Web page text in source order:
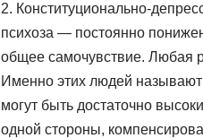
2. Конституционально-
психоза — постоянно
общее самочувствие. Любая
Именно этих людей называют
могут быть достаточно
одной стороны,